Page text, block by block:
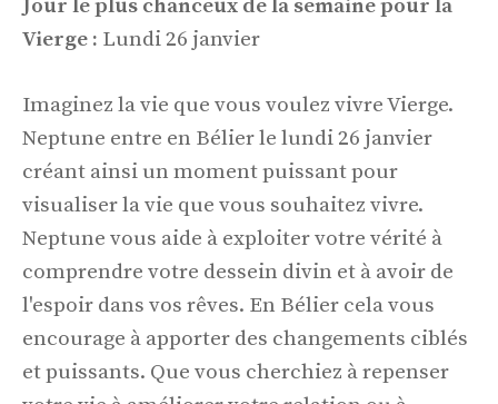
Jour le plus chanceux de la semaine pour la
Vierge : Lundi 26 janvier
Imaginez la vie que vous voulez vivre Vierge.
Neptune entre en Bélier le lundi 26 janvier
créant ainsi un moment puissant pour
visualiser la vie que vous souhaitez vivre.
Neptune vous aide à exploiter votre vérité à
comprendre votre dessein divin et à avoir de
l'espoir dans vos rêves. En Bélier cela vous
encourage à apporter des changements ciblés
et puissants. Que vous cherchiez à repenser